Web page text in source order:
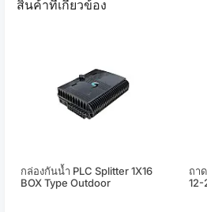
สินค้าที่เกี่ยวข้อง
กล่องกันน้ำ PLC Splitter 1X16
BOX Type Outdoor
ถา
12-